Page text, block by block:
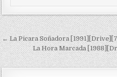
Navegación de
← La Picara Soñadora
La Hora Marcada